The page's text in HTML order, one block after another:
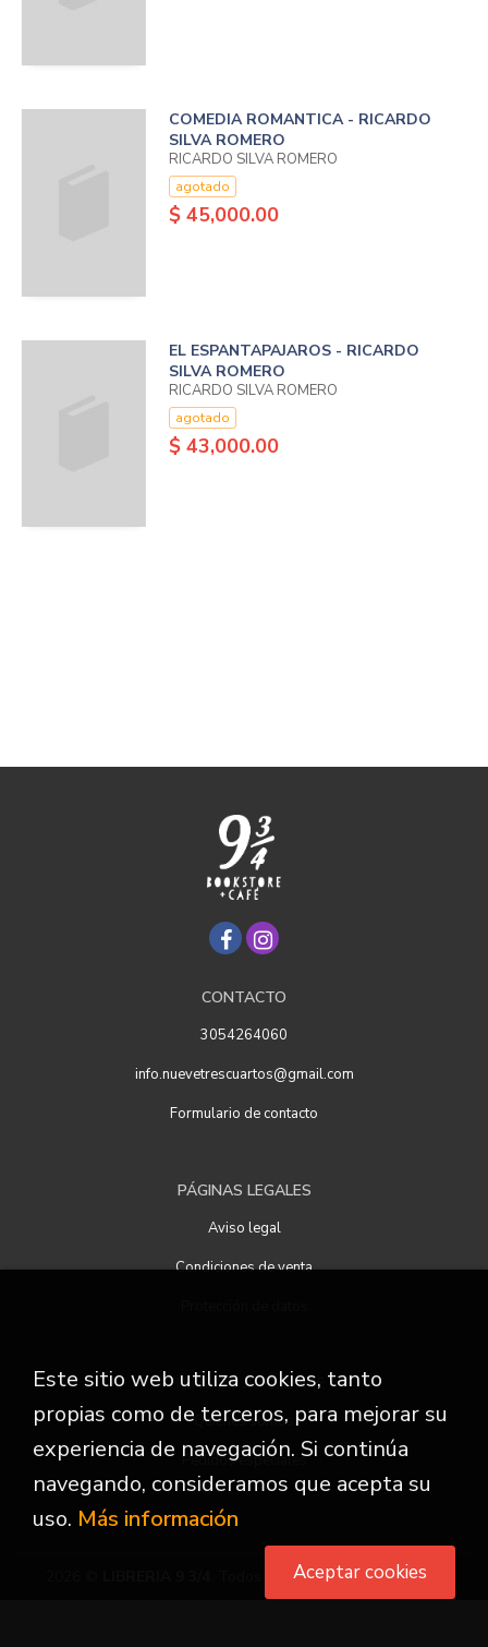
COMEDIA ROMANTICA - RICARDO
SILVA ROMERO
RICARDO SILVA ROMERO
agotado
$ 45,000.00
EL ESPANTAPAJAROS - RICARDO
SILVA ROMERO
RICARDO SILVA ROMERO
agotado
$ 43,000.00
CONTACTO
3054264060
info.nuevetrescuartos@gmail.com
Formulario de contacto
PÁGINAS LEGALES
Aviso legal
Condiciones de venta
ATENCIÓN AL CLIENTE
Quiénes somos
Pedidos especiales
. Todos los Derechos Reservados
Este sitio web utiliza cookies, tanto
propias como de terceros, para mejorar su
experiencia de navegación. Si continúa
navegando, consideramos que acepta su
uso. Más información
Aceptar cookies